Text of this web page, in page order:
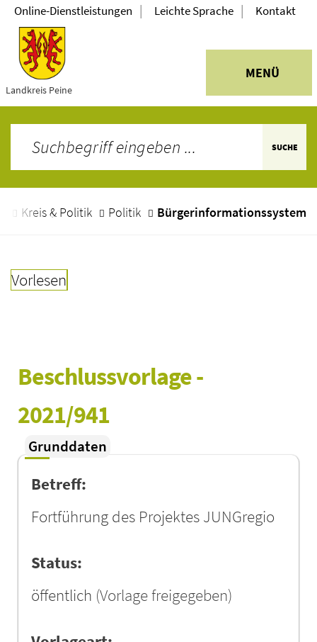
Landkreis Peine
MENÜ
Online-Dienstleistungen | Leichte Sprache | Kontakt
SUCHE
Kreis & Politik Politik Bürgerinformationssystem
Vorlesen
Beschlussvorlage -
2021/941
Grunddaten
Betreff:
Fortführung des Projektes JUNGregio
Status:
öffentlich (Vorlage freigegeben)